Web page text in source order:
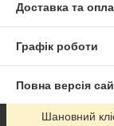
Доставка та
Графік роботи
Повна версія
Шановний